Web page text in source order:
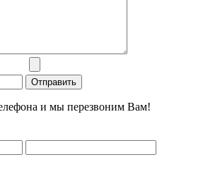
и мы перезвоним Вам!